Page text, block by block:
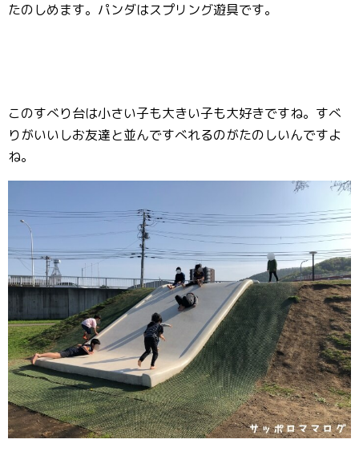
たのしめます。パンダはスプリング遊具です。
このすべり台は小さい子も大きい子も大好きですね。すべ
りがいいしお友達と並んですべれるのがたのしいんですよ
ね。